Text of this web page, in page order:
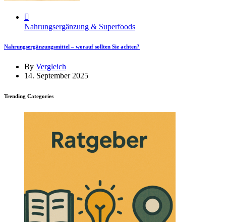
Nahrungsergänzung & Superfoods
Nahrungsergänzungsmittel – worauf sollten Sie achten?
By Vergleich
14. September 2025
Trending Categories